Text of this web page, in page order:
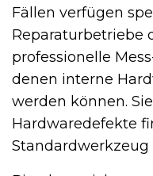
Fällen verfügen
Reparaturbetriebe
professionelle
denen interne
werden können.
Hardwaredefekte